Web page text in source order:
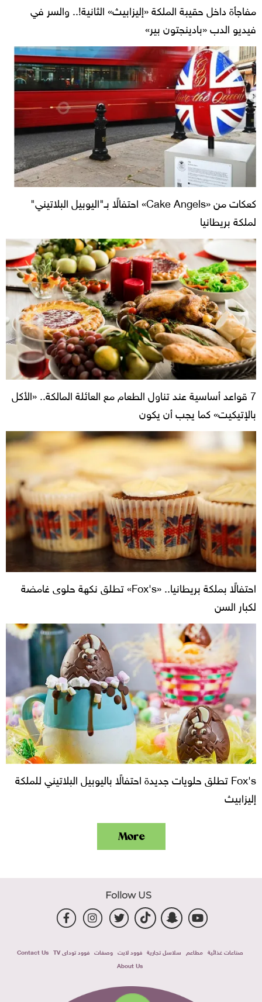
مفاجأة داخل حقيبة الملكة «إليزابيث» الثانية!.. والسر في
فيديو الدب «بادينجتون بير»
كعكات من «Cake Angels» احتفالًا بـ"اليوبيل البلاتيني"
لملكة بريطانيا
7 قواعد أساسية عند تناول الطعام مع العائلة المالكة.. «الأكل
بالإتيكيت» كما يجب أن يكون
احتفالًا بملكة بريطانيا.. «Fox's» تطلق نكهة حلوى غامضة
لكبار السن
Fox's تطلق حلويات جديدة احتفالًا باليوبيل البلاتيني للملكة
إليزابيث
More
Follow US
صناعات غذائية مطاعم سلاسل تجارية فوود لايت وصفات فوود توداى TV
Contact Us
About Us